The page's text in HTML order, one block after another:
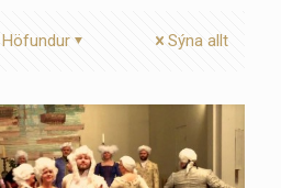
Höfundur Sýna allt